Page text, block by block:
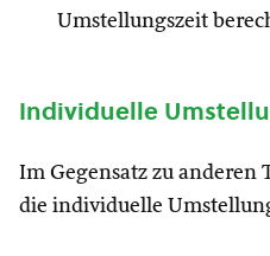
Umstellungszeit
Individuelle
Im Gegensatz zu
die individuelle